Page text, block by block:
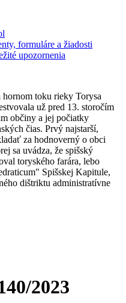
formuláre a žiadosti
upozornenia
hornom toku rieky Torysa
už pred 13. storočím
občiny a jej počiatky
čias. Prvý najstarší,
za hodnoverný o obci
sa uvádza, že spišský
toryského farára, lebo
Spišskej Kapitule,
dištriktu administratívne
2023